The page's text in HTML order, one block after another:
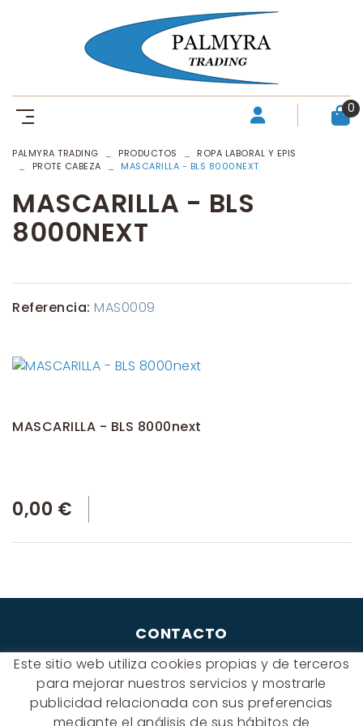
0
PALMYRA TRADING PRODUCTOS
ROPA LABORAL Y EPIS
PROTE CABEZA
MASCARILLA - BLS 8000NEXT
MASCARILLA - BLS
8000NEXT
Referencia: MAS0009
MASCARILLA - BLS 8000next
0,00 €
CONTACTO
Albert Einstein, 54 - 60 - Nave 3
08940 Cornellà de Llobregat
(BARCELONA)
649 631 197
Este sitio web utiliza cookies propias y de terceros
para mejorar nuestros servicios y mostrarle
publicidad relacionada con sus preferencias